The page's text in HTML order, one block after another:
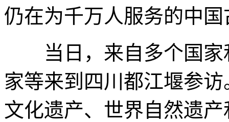
仍在为千万人服务的中
当日，来自多个国家
家等来到四川都江堰参
文化遗产、世界自然遗